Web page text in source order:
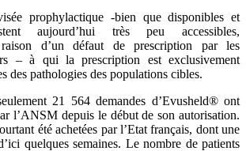
prophylactique -bien que disponibles et
aujourd’hui très peu accessibles,
d’un défaut de prescription par les
– à qui la prescription est exclusivement
des pathologies des populations cibles.
21 564 demandes d’Evusheld® ont
l’ANSM depuis le début de son autorisation.
été achetées par l’Etat français, dont une
quelques semaines. Le nombre de patients